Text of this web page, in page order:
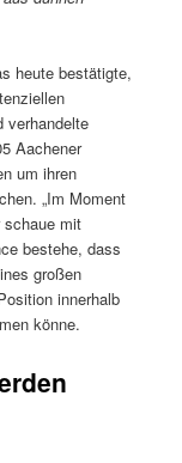
heute bestätigte,
verhandelte
Aachener
um ihren
„Im Moment
schaue mit
bestehe, dass
großen
innerhalb
könne.